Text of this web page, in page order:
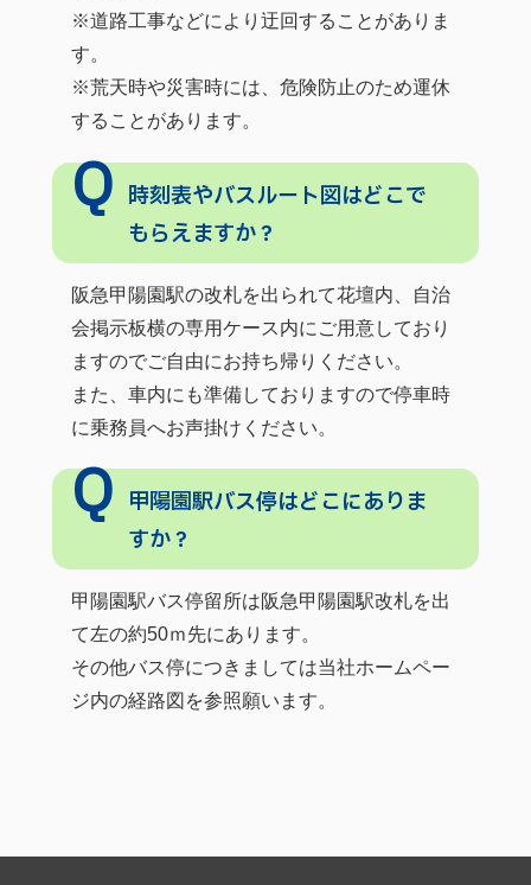
※道路工事などにより迂回することがありま
す。
※荒天時や災害時には、危険防止のため運休
することがあります。
時刻表やバスルート図はどこで
もらえますか？
阪急甲陽園駅の改札を出られて花壇内、自治
会掲示板横の専用ケース内にご用意しており
ますのでご自由にお持ち帰りください。
また、車内にも準備しておりますので停車時
に乗務員へお声掛けください。
甲陽園駅バス停はどこにありま
すか？
甲陽園駅バス停留所は阪急甲陽園駅改札を出
て左の約50ｍ先にあります。
その他バス停につきましては当社ホームペー
ジ内の経路図を参照願います。